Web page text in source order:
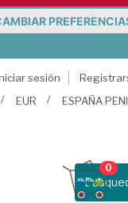
sesión
EUR ESPAÑA
0